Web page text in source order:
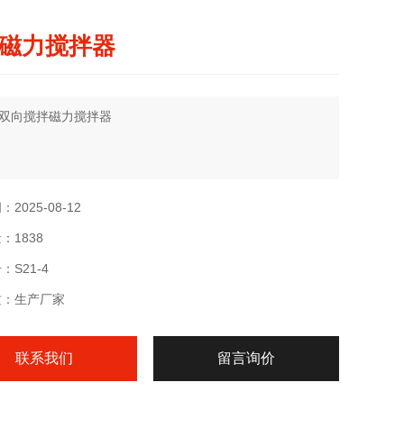
力搅拌器
向搅拌磁力搅拌器
2025-08-12
1838
S21-4
生产厂家
联系我们 留言询价